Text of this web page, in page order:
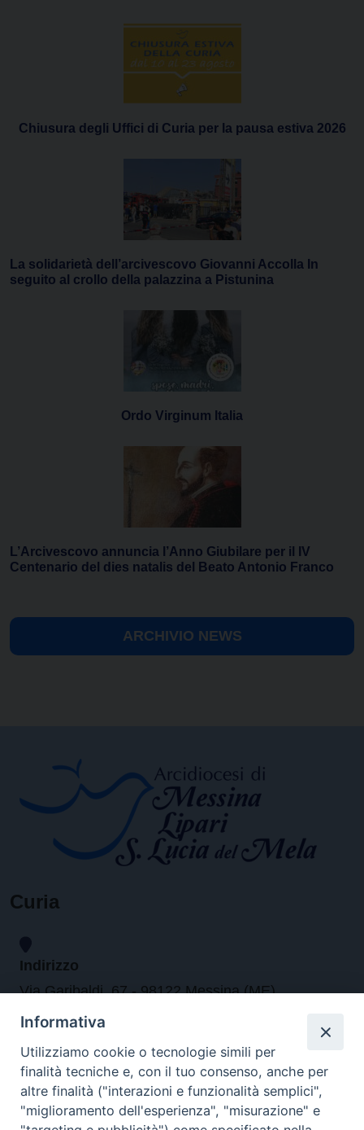
Chiusura degli Uffici di Curia per la pausa estiva 2026
La solidarietà dell’arcivescovo Giovanni Accolla In
seguito al crollo della palazzina a Pistunina
Ordo Virginum Italia
L’Arcivescovo annuncia l’Anno Giubilare per il IV
Centenario del dies natalis del Beato Antonio Franco
ARCHIVIO NEWS
Curia
Indirizzo
Via Garibaldi, 67 - 98122 Messina (ME)
Orari
da lunedi al venerdi dalle ore 9.30 alle 12.30
Informativa
Utilizziamo cookie o tecnologie simili per
finalità tecniche e, con il tuo consenso, anche per
altre finalità ("interazioni e funzionalità semplici",
"miglioramento dell'esperienza", "misurazione" e